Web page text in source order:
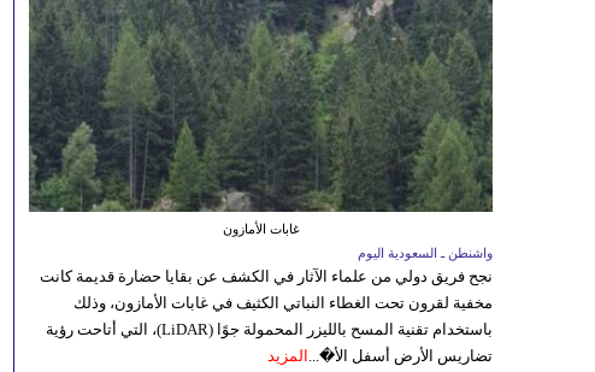
غابات الأمازون
واشنطن ـ السعودية اليوم
نجح فريق دولي من علماء الآثار في الكشف عن بقايا حضارة قديمة كانت
مخفية لقرون تحت الغطاء النباتي الكثيف في غابات الأمازون، وذلك
باستخدام تقنية المسح بالليزر المحمولة جوًا (LiDAR)، التي أتاحت رؤية
تضاريس الأرض أسفل الأ�... المزيد